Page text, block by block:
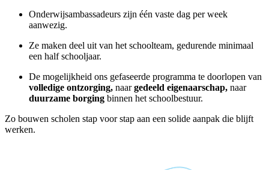
Onderwijsambassadeurs zijn één vaste dag per week
aanwezig.
Ze maken deel uit van het schoolteam, gedurende minimaal
een half schooljaar.
De mogelijkheid ons gefaseerde programma te doorlopen van
volledige ontzorging, naargedeeld eigenaarschap, naar
duurzame borging binnen het schoolbestuur.
Zo bouwen scholen stap voor stap aan een solide aanpak die blijft
werken.